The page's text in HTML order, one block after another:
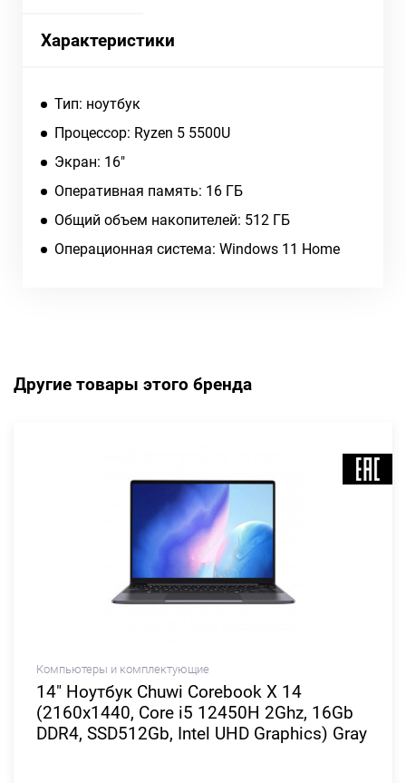
Характеристики
Тип: ноутбук
Процессор: Ryzen 5 5500U
Экран: 16"
Оперативная память: 16 ГБ
Общий объем накопителей: 512 ГБ
Операционная система: Windows 11 Home
Другие товары этого бренда
Компьютеры и комплектующие
14" Ноутбук Chuwi Corebook X 14
(2160x1440, Core i5 12450H 2Ghz, 16Gb
DDR4, SSD512Gb, Intel UHD Graphics) Gray